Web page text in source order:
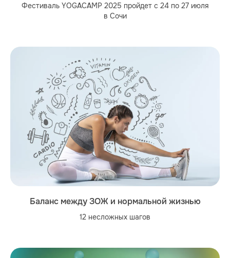
Фестиваль YOGACAMP 2025 пройдет с 24 по 27 июля
в Сочи
Баланс между ЗОЖ и нормальной жизнью
12 несложных шагов